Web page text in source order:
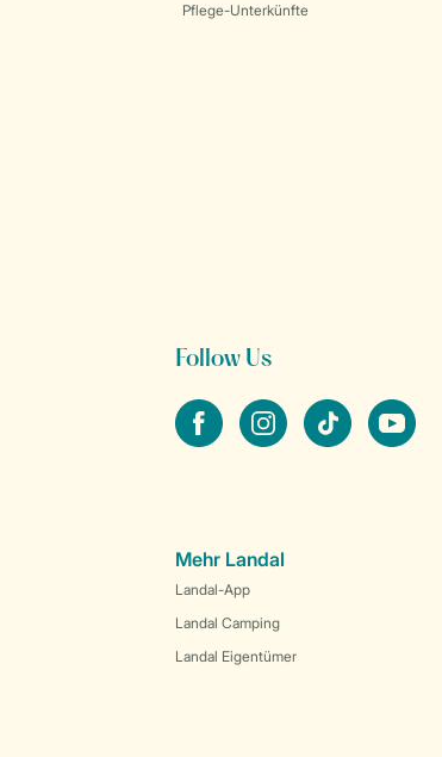
Pflege-Unterkünfte
Follow Us
facebookinstagramtiktok youtube
Mehr Landal
Landal-App
Landal Camping
Landal Eigentümer